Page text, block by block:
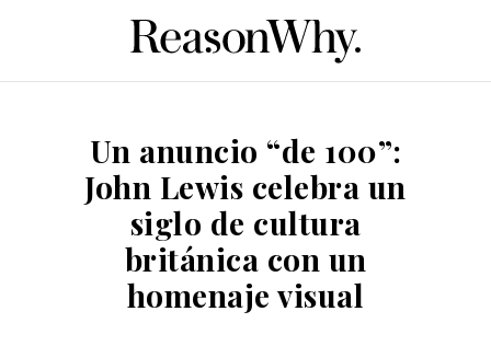
Un anuncio “de 100”:
John Lewis celebra un
siglo de cultura
británica con un
homenaje visual